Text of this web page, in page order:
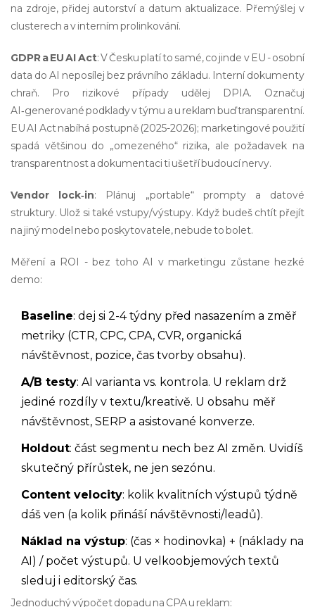
na zdroje, přidej autorství a datum aktualizace. Přemýšlej v
clusterech a v interním prolinkování.
GDPR a EU AI Act: V Česku platí to samé, co jinde v EU - osobní
data do AI neposílej bez právního základu. Interní dokumenty
chraň. Pro rizikové případy udělej DPIA. Označuj
AI‑generované podklady v týmu a u reklam buď transparentní.
EU AI Act nabíhá postupně (2025-2026); marketingové použití
spadá většinou do „omezeného“ rizika, ale požadavek na
transparentnost a dokumentaci ti ušetří budoucí nervy.
Vendor lock‑in: Plánuj „portable“ prompty a datové
struktury. Ulož si také vstupy/výstupy. Když budeš chtít přejít
na jiný model nebo poskytovatele, nebude to bolet.
Měření a ROI - bez toho AI v marketingu zůstane hezké
demo:
Baseline: dej si 2-4 týdny před nasazením a změř
metriky (CTR, CPC, CPA, CVR, organická
návštěvnost, pozice, čas tvorby obsahu).
A/B testy: AI varianta vs. kontrola. U reklam drž
jediné rozdíly v textu/kreativě. U obsahu měř
návštěvnost, SERP a asistované konverze.
Holdout: část segmentu nech bez AI změn. Uvidíš
skutečný přírůstek, ne jen sezónu.
Content velocity: kolik kvalitních výstupů týdně
dáš ven (a kolik přináší návštěvnosti/leadů).
Náklad na výstup: (čas × hodinovka) + (náklady na
AI) / počet výstupů. U velkoobjemových textů
sleduj i editorský čas.
Jednoduchý výpočet dopadu na CPA u reklam: